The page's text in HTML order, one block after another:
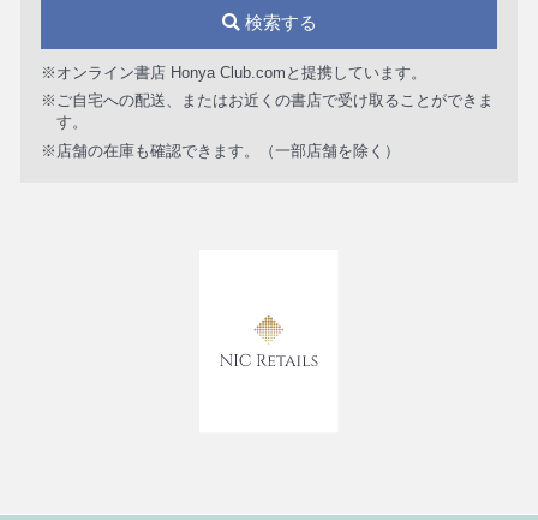
検索する
※オンライン書店 Honya Club.comと提携しています。
※ご自宅への配送、またはお近くの書店で受け取ることができま
す。
※店舗の在庫も確認できます。（一部店舗を除く）